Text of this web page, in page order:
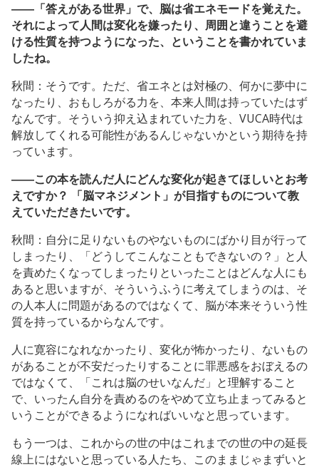
――「答えがある世界」で、脳は省エネモードを覚えた。
それによって人間は変化を嫌ったり、周囲と違うことを避
ける性質を持つようになった、ということを書かれていま
したね。
秋間：そうです。ただ、省エネとは対極の、何かに夢中に
なったり、おもしろがる力を、本来人間は持っていたはず
なんです。そういう抑え込まれていた力を、VUCA時代は
解放してくれる可能性があるんじゃないかという期待を持
っています。
――この本を読んだ人にどんな変化が起きてほしいとお考
えですか？ 「脳マネジメント」が目指すものについて教
えていただきたいです。
秋間：自分に足りないものやないものにばかり目が行って
しまったり、「どうしてこんなこともできないの？」と人
を責めたくなってしまったりといったことはどんな人にも
あると思いますが、そういうふうに考えてしまうのは、そ
の人本人に問題があるのではなくて、脳が本来そういう性
質を持っているからなんです。
人に寛容になれなかったり、変化が怖かったり、ないもの
があることが不安だったりすることに罪悪感をおぼえるの
ではなくて、「これは脳のせいなんだ」と理解すること
で、いったん自分を責めるのをやめて立ち止まってみると
いうことができるようになればいいなと思っています。
もう一つは、これからの世の中はこれまでの世の中の延長
線上にはないと思っている人たち、このままじゃまずいと